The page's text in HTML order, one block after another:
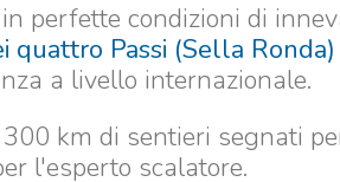
perfette condizioni di
quattro Passi (Sella Ronda)
a livello internazionale.
km di sentieri segnati
l'esperto scalatore.